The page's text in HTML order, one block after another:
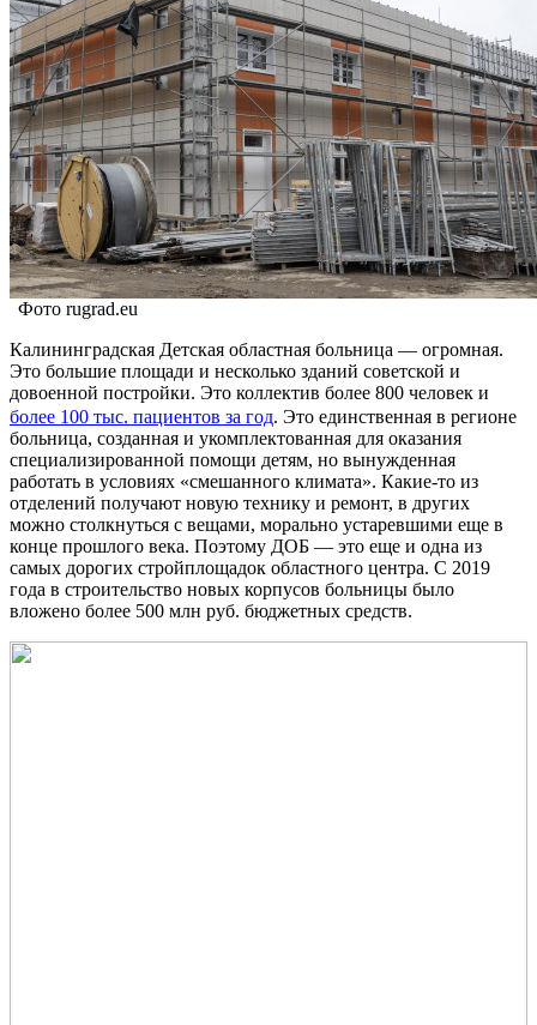
Фото rugrad.eu
Калининградская Детская областная больница — огромная.
Это большие площади и несколько зданий советской и
довоенной постройки. Это коллектив более 800 человек и
более 100 тыс. пациентов за год. Это единственная в регионе
больница, созданная и укомплектованная для оказания
специализированной помощи детям, но вынужденная
работать в условиях «смешанного климата». Какие-то из
отделений получают новую технику и ремонт, в других
можно столкнуться с вещами, морально устаревшими еще в
конце прошлого века. Поэтому ДОБ — это еще и одна из
самых дорогих стройплощадок областного центра. С 2019
года в строительство новых корпусов больницы было
вложено более 500 млн руб. бюджетных средств.